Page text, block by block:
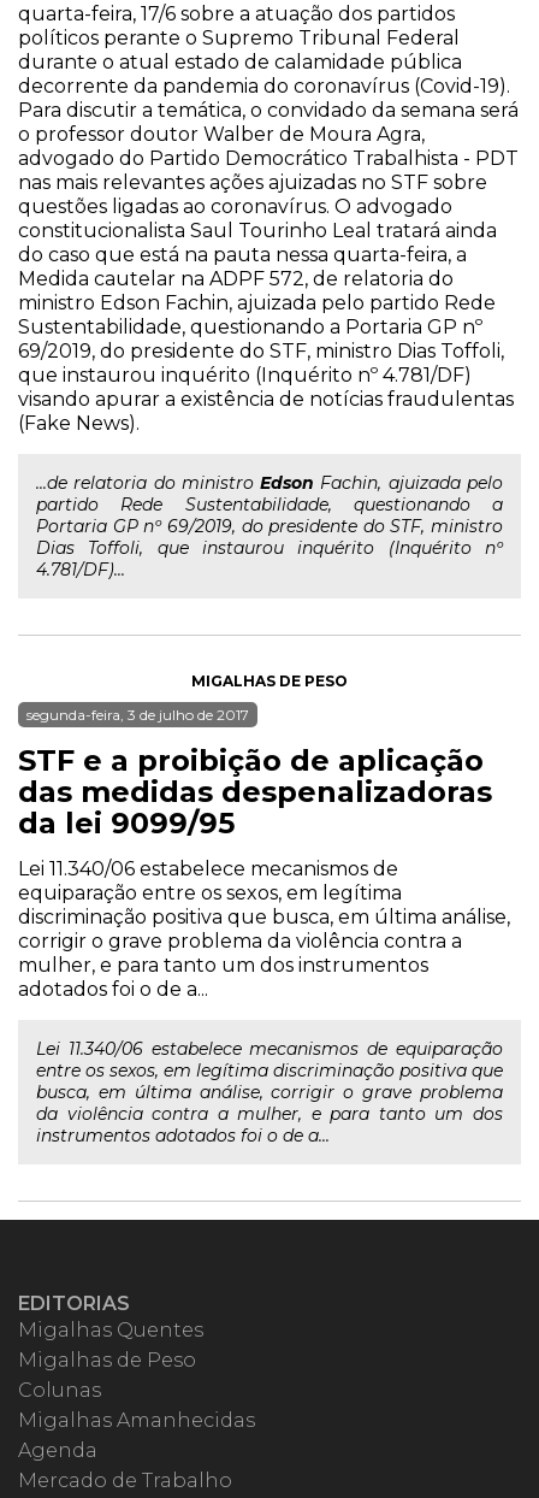
quarta-feira, 17/6 sobre a atuação dos partidos
políticos perante o Supremo Tribunal Federal
durante o atual estado de calamidade pública
decorrente da pandemia do coronavírus (Covid-19).
Para discutir a temática, o convidado da semana será
o professor doutor Walber de Moura Agra,
advogado do Partido Democrático Trabalhista - PDT
nas mais relevantes ações ajuizadas no STF sobre
questões ligadas ao coronavírus. O advogado
constitucionalista Saul Tourinho Leal tratará ainda
do caso que está na pauta nessa quarta-feira, a
Medida cautelar na ADPF 572, de relatoria do
ministro Edson Fachin, ajuizada pelo partido Rede
Sustentabilidade, questionando a Portaria GP nº
69/2019, do presidente do STF, ministro Dias Toffoli,
que instaurou inquérito (Inquérito nº 4.781/DF)
visando apurar a existência de notícias fraudulentas
(Fake News).
...de relatoria do ministroEdson Fachin, ajuizada pelo
partido Rede Sustentabilidade, questionando a
Portaria GP nº 69/2019, do presidente do STF, ministro
Dias Toffoli, que instaurou inquérito (Inquérito nº
4.781/DF)...
MIGALHAS DE PESO
segunda-feira, 3 de julho de 2017
STF e a proibição de aplicação
das medidas despenalizadoras
da lei 9099/95
Lei 11.340/06 estabelece mecanismos de
equiparação entre os sexos, em legítima
discriminação positiva que busca, em última análise,
corrigir o grave problema da violência contra a
mulher, e para tanto um dos instrumentos
adotados foi o de a...
Lei 11.340/06 estabelece mecanismos de equiparação
entre os sexos, em legítima discriminação positiva que
busca, em última análise, corrigir o grave problema
da violência contra a mulher, e para tanto um dos
instrumentos adotados foi o de a...
EDITORIAS
Migalhas Quentes
Migalhas de Peso
Colunas
Migalhas Amanhecidas
Agenda
Mercado de Trabalho